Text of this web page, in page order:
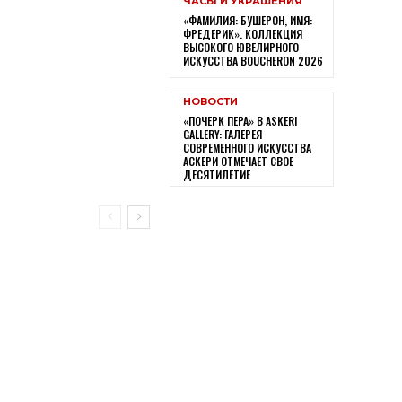
«ФАМИЛИЯ: БУШЕРОН, ИМЯ:
ФРЕДЕРИК». КОЛЛЕКЦИЯ
ВЫСОКОГО ЮВЕЛИРНОГО
ИСКУССТВА BOUCHERON 2026
НОВОСТИ
«ПОЧЕРК ПЕРА» В ASKERI
GALLERY: ГАЛЕРЕЯ
СОВРЕМЕННОГО ИСКУССТВА
АСКЕРИ ОТМЕЧАЕТ СВОЕ
ДЕСЯТИЛЕТИЕ